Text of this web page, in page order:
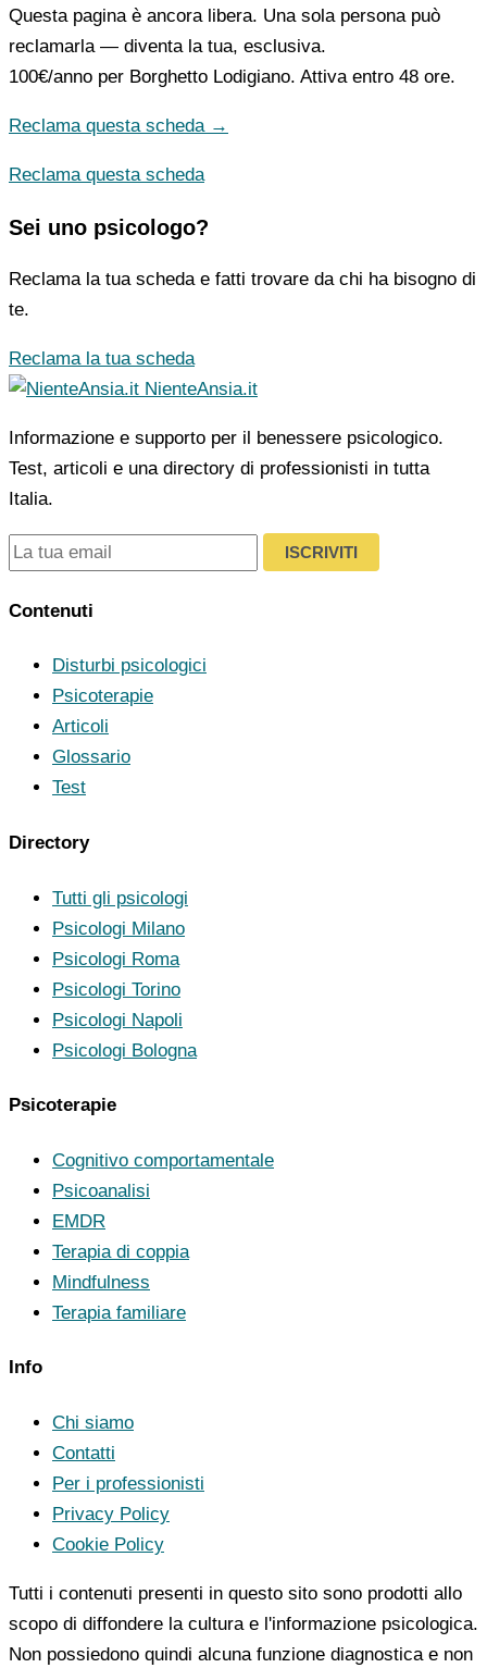
Questa pagina è ancora libera. Una sola persona può
reclamarla — diventa la tua, esclusiva.
100€/anno per Borghetto Lodigiano. Attiva entro 48 ore.
Reclama questa scheda →
Reclama questa scheda
Sei uno psicologo?
Reclama la tua scheda e fatti trovare da chi ha bisogno di
te.
Reclama la tua scheda
NienteAnsia.it
Informazione e supporto per il benessere psicologico.
Test, articoli e una directory di professionisti in tutta
Italia.
ISCRIVITI
Contenuti
Disturbi psicologici
Psicoterapie
Articoli
Glossario
Test
Directory
Tutti gli psicologi
Psicologi Milano
Psicologi Roma
Psicologi Torino
Psicologi Napoli
Psicologi Bologna
Psicoterapie
Cognitivo comportamentale
Psicoanalisi
EMDR
Terapia di coppia
Mindfulness
Terapia familiare
Info
Chi siamo
Contatti
Per i professionisti
Privacy Policy
Cookie Policy
Tutti i contenuti presenti in questo sito sono prodotti allo
scopo di diffondere la cultura e l'informazione psicologica.
Non possiedono quindi alcuna funzione diagnostica e non